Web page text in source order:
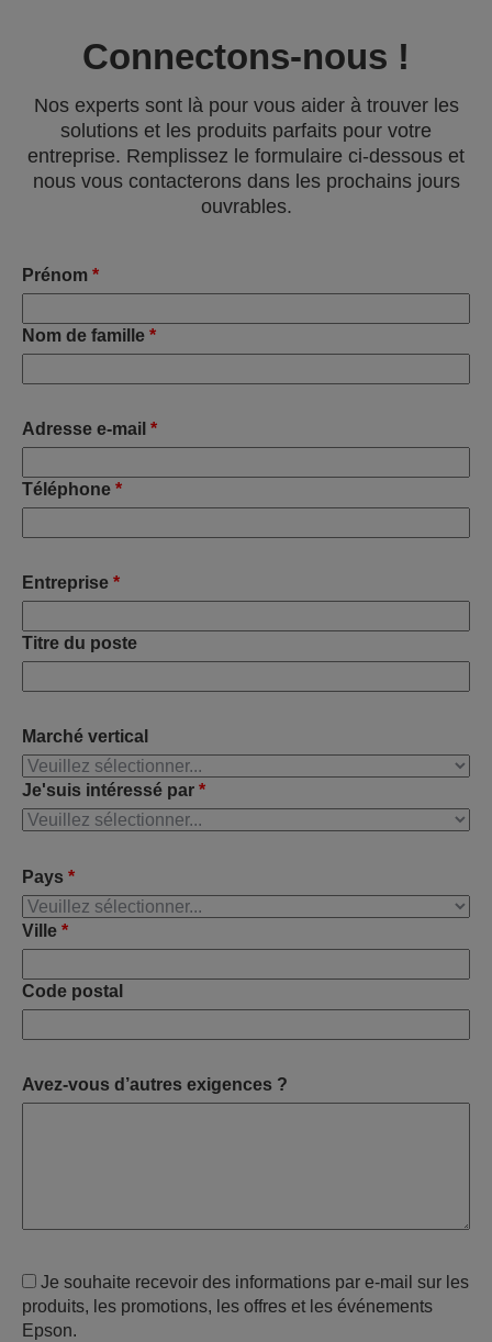
Connectons-nous !
Nos experts sont là pour vous aider à trouver les
solutions et les produits parfaits pour votre
entreprise. Remplissez le formulaire ci-dessous et
nous vous contacterons dans les prochains jours
ouvrables.
Prénom *
Nom de famille *
Adresse e-mail *
Téléphone *
Entreprise *
Titre du poste
Marché vertical
Je'suis intéressé par *
Pays *
Ville *
Code postal
Avez-vous d’autres exigences ?
Je souhaite recevoir des informations par e-mail sur les
produits, les promotions, les offres et les événements
Epson.